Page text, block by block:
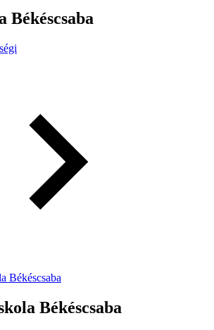
Békéscsaba
Békéscsaba
Békéscsaba